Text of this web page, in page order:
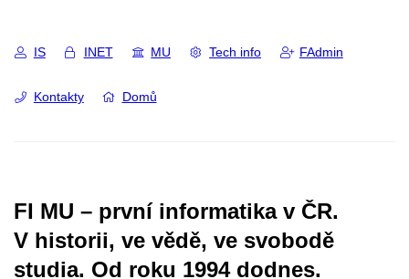
IS INET MU Tech info FAdmin
Kontakty Domů
FI MU – první informatika v ČR.
V historii, ve vědě, ve svobodě
studia. Od roku 1994 dodnes.